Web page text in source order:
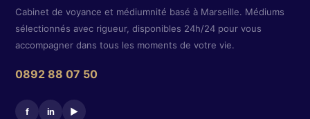
Cabinet de voyance et médiumnité basé à Marseille. Médiums
sélectionnés avec rigueur, disponibles 24h/24 pour vous
accompagner dans tous les moments de votre vie.
0892 88 07 50
f in ▶